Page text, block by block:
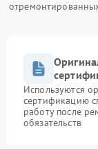
Используются
сертификацию
работу после
обязательств